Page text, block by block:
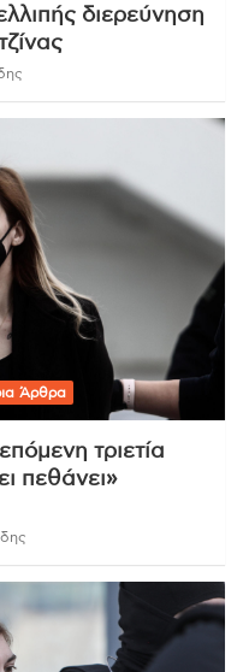
διερεύνηση
Άρθρα
τριετία
πεθάνει»